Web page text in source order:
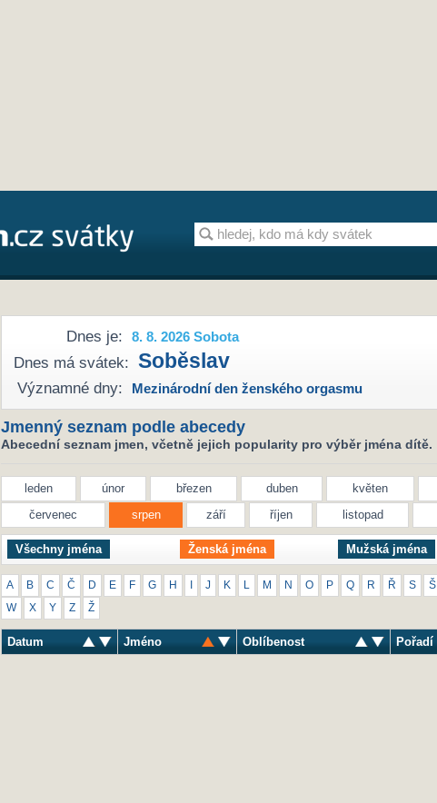
Dnes je: 8. 8. 2026 Sobota
Dnes má svátek: Soběslav
Významné dny: Mezinárodní den ženského orgasmu
Jmenný seznam podle abecedy
Abecední seznam jmen, včetně jejich popularity pro výběr jména dítě.
leden únor březen duben květen
červenec
srpen září říjen listopad
Všechny jména Ženská jména Mužská jména
A B C Č D E F G H J K M N O P Q R Ř S Š
W X Y Z Ž
Datum Jméno Oblíbenost Pořadí